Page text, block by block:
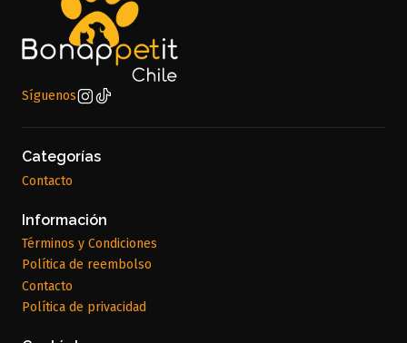
Síguenos
Categorías
Contacto
Información
Términos y Condiciones
Política de reembolso
Contacto
Política de privacidad